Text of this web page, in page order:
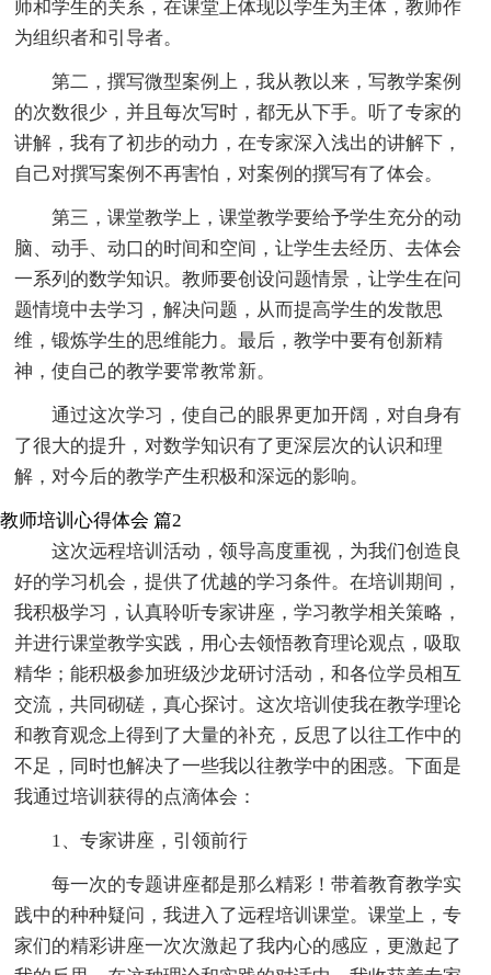
师和学生的关系，在课堂上体现以学生为主体，教师作
为组织者和引导者。
第二，撰写微型案例上，我从教以来，写教学案例
的次数很少，并且每次写时，都无从下手。听了专家的
讲解，我有了初步的动力，在专家深入浅出的讲解下，
自己对撰写案例不再害怕，对案例的撰写有了体会。
第三，课堂教学上，课堂教学要给予学生充分的动
脑、动手、动口的时间和空间，让学生去经历、去体会
一系列的数学知识。教师要创设问题情景，让学生在问
题情境中去学习，解决问题，从而提高学生的发散思
维，锻炼学生的思维能力。最后，教学中要有创新精
神，使自己的教学要常教常新。
通过这次学习，使自己的眼界更加开阔，对自身有
了很大的提升，对数学知识有了更深层次的认识和理
解，对今后的教学产生积极和深远的影响。
教师培训心得体会 篇2
这次远程培训活动，领导高度重视，为我们创造良
好的学习机会，提供了优越的学习条件。在培训期间，
我积极学习，认真聆听专家讲座，学习教学相关策略，
并进行课堂教学实践，用心去领悟教育理论观点，吸取
精华；能积极参加班级沙龙研讨活动，和各位学员相互
交流，共同砌磋，真心探讨。这次培训使我在教学理论
和教育观念上得到了大量的补充，反思了以往工作中的
不足，同时也解决了一些我以往教学中的困惑。下面是
我通过培训获得的点滴体会：
1、专家讲座，引领前行
每一次的专题讲座都是那么精彩！带着教育教学实
践中的种种疑问，我进入了远程培训课堂。课堂上，专
家们的精彩讲座一次次激起了我内心的感应，更激起了